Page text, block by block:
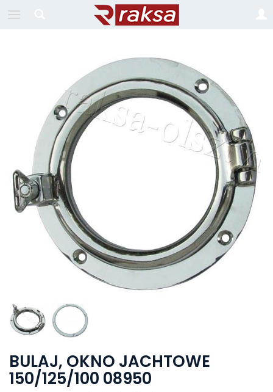
BULAJ, OKNO JACHTOWE
150/125/100 08950